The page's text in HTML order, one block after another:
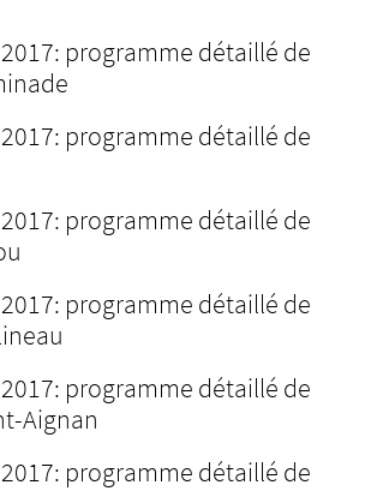
programme détaillé de
programme détaillé de
programme détaillé de
programme détaillé de
programme détaillé de
Aignan
programme détaillé de